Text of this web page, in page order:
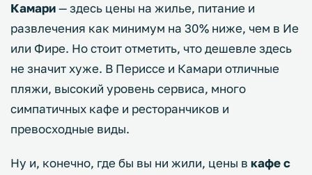
Камари— здесь цены на жилье, питание и
развлечения как минимум на 30% ниже, чем в Ие
или Фире. Но стоит отметить, что дешевле здесь
не значит хуже. В Периссе и Камари отличные
пляжи, высокий уровень сервиса, много
симпатичных кафе и ресторанчиков и
превосходные виды.
Ну и, конечно, где бы вы ни жили, цены в кафе с